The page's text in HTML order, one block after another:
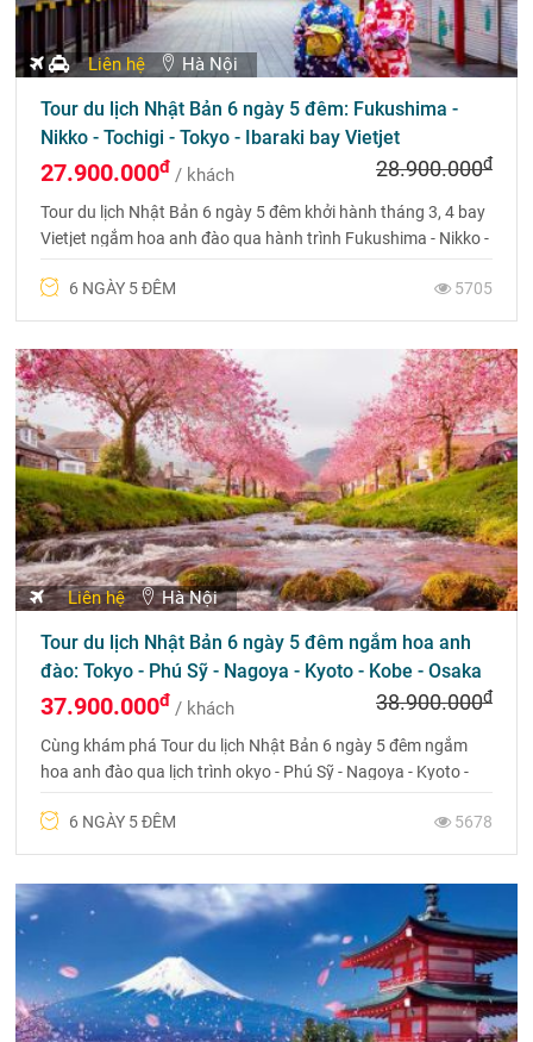
Liên hệ Hà Nội
Tour du lịch Nhật Bản 6 ngày 5 đêm: Fukushima -
Nikko - Tochigi - Tokyo - Ibaraki bay Vietjet
27.900.000đ / khách 28.900.000đ
Tour du lịch Nhật Bản 6 ngày 5 đêm khởi hành tháng 3, 4 bay
Vietjet ngắm hoa anh đào qua hành trình Fukushima - Nikko -
6 NGÀY 5 ĐÊM
5705
Liên hệ Hà Nội
Tour du lịch Nhật Bản 6 ngày 5 đêm ngắm hoa anh
đào: Tokyo - Phú Sỹ - Nagoya - Kyoto - Kobe - Osaka
37.900.000đ / khách 38.900.000đ
Cùng khám phá Tour du lịch Nhật Bản 6 ngày 5 đêm ngắm
hoa anh đào qua lịch trình okyo - Phú Sỹ - Nagoya - Kyoto -
6 NGÀY 5 ĐÊM
5678